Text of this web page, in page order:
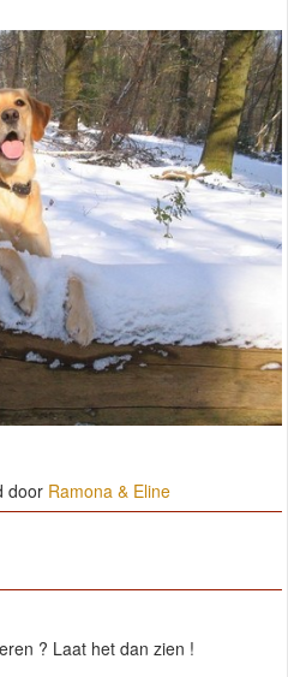
door Ramona & Eline
? Laat het dan zien !